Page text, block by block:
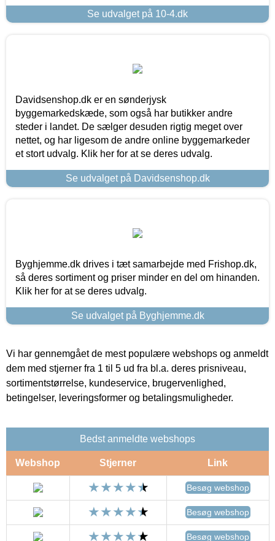
Se udvalget på 10-4.dk
Davidsenshop.dk er en sønderjysk
byggemarkedskæde, som også har butikker andre
steder i landet. De sælger desuden rigtig meget over
nettet, og har ligesom de andre online byggemarkeder
et stort udvalg. Klik her for at se deres udvalg.
Se udvalget på Davidsenshop.dk
Byghjemme.dk drives i tæt samarbejde med Frishop.dk,
så deres sortiment og priser minder en del om hinanden.
Klik her for at se deres udvalg.
Se udvalget på Byghjemme.dk
Vi har gennemgået de mest populære webshops og anmeldt
dem med stjerner fra 1 til 5 ud fra bl.a. deres prisniveau,
sortimentstørrelse, kundeservice, brugervenlighed,
betingelser, leveringsformer og betalingsmuligheder.
Bedst anmeldte webshops
Webshop Stjerner Link
Besøg webshop
Besøg webshop
Besøg webshop